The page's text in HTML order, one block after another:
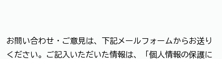
お問い合わせ・ご意見は、下記メールフォームからお送り
ください。ご記入いただいた情報は、「個人情報の保護に